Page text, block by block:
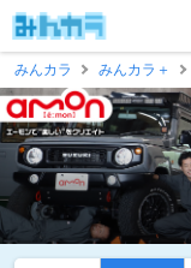
みんカラ
みんカラ＋